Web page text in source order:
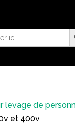
levage de
et 400v